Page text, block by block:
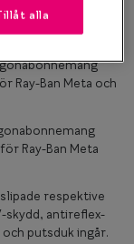
Ray-Ban Meta och
Ray-Ban Meta
respektive
skydd, antireflex-
putsduk ingår.
alla